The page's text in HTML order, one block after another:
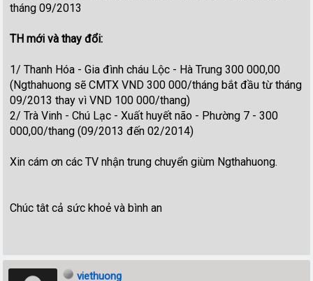
tháng 09/2013
TH mới và thay đổi:
1/ Thanh Hóa - Gia đình cháu Lộc - Hà Trung 300 000,00
(Ngthahuong sẽ CMTX VND 300 000/tháng bắt đầu từ tháng
09/2013 thay vì VND 100 000/thang)
2/ Trà Vinh - Chú Lạc - Xuất huyết não - Phường 7 - 300
000,00/thang (09/2013 đến 02/2014)
Xin cám ơn các TV nhận trung chuyển giùm Ngthahuong.
Chúc tât cả sức khoẻ và bình an
viethuong